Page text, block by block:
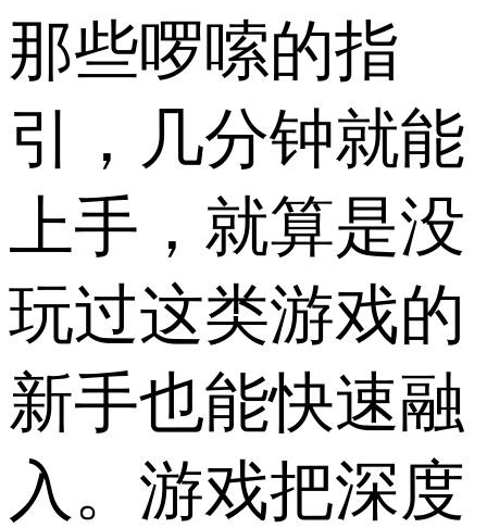
那些啰嗦的指
引，几分钟就能
上手，就算是没
玩过这类游戏的
新手也能快速融
入。游戏把深度